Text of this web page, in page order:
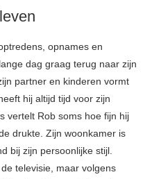
opnames en
dag graag terug naar zijn
partner en kinderen vormt
hij altijd tijd voor zijn
vertelt Rob soms hoe fijn hij
drukte. Zijn woonkamer is
bij zijn persoonlijke stijl.
televisie, maar volgens